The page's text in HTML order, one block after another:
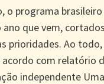
o programa
ano que vem,
prioridades. Ao
acordo com relatório
independente